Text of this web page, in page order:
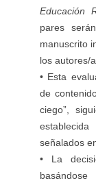
Educación
pares
manuscrito
los autores/
• Esta
de
ciego”,
señalados
• La